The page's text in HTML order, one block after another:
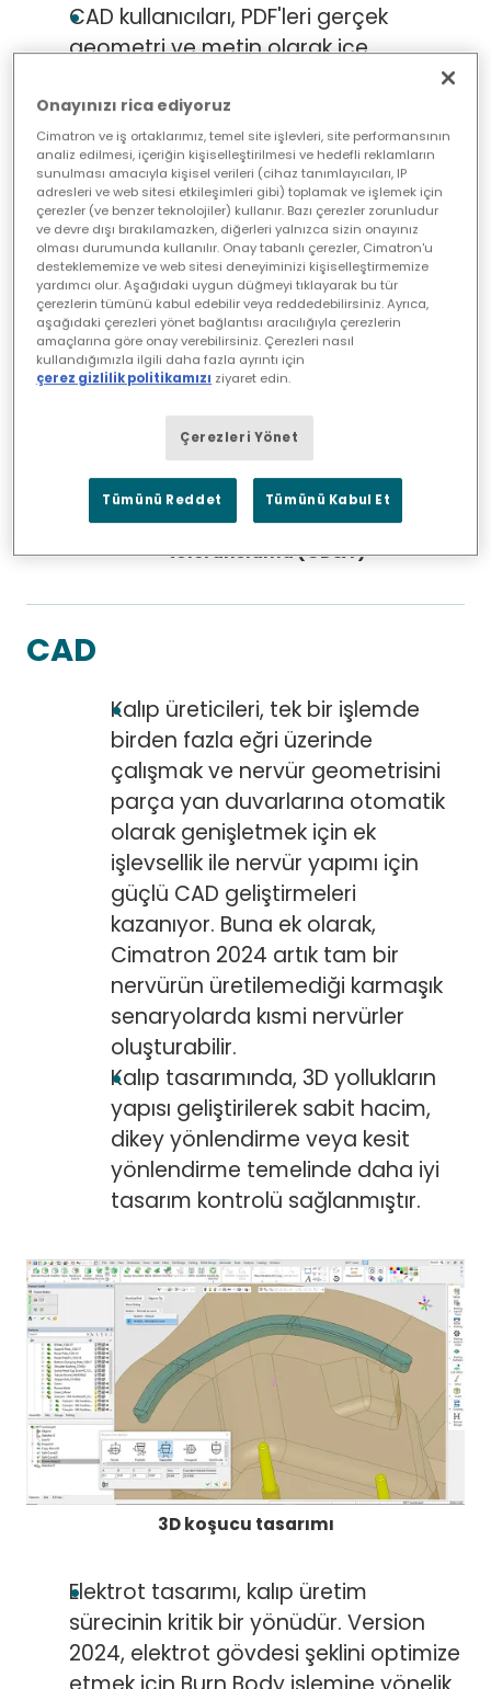
CAD kullanıcıları, PDF'leri gerçek
geometri ve metin olarak içe
ölçülendirme, gelişmiş semboller ve
geliştirilmiş geometrik veri ve
toleranslama (GD&T) gibi 2D çizim
için de birçok yeni özelliğin keyfini
çıkaracaklar.
Geliştirilmiş geometrik datum ve
toleranslama (GD&T)
CAD
Kalıp üreticileri, tek bir işlemde
birden fazla eğri üzerinde
çalışmak ve nervür geometrisini
parça yan duvarlarına otomatik
olarak genişletmek için ek
işlevsellik ile nervür yapımı için
güçlü CAD geliştirmeleri
kazanıyor. Buna ek olarak,
Cimatron 2024 artık tam bir
nervürün üretilemediği karmaşık
senaryolarda kısmi nervürler
oluşturabilir.
Kalıp tasarımında, 3D yollukların
yapısı geliştirilerek sabit hacim,
dikey yönlendirme veya kesit
yönlendirme temelinde daha iyi
tasarım kontrolü sağlanmıştır.
3D koşucu tasarımı
Elektrot tasarımı, kalıp üretim
sürecinin kritik bir yönüdür. Version
2024, elektrot gövdesi şeklini optimize
Onayınızı rica ediyoruz
Cimatron ve iş ortaklarımız, temel site işlevleri, site performansının
analiz edilmesi, içeriğin kişiselleştirilmesi ve hedefli reklamların
sunulması amacıyla kişisel verileri (cihaz tanımlayıcıları, IP
adresleri ve web sitesi etkileşimleri gibi) toplamak ve işlemek için
çerezler (ve benzer teknolojiler) kullanır. Bazı çerezler zorunludur
ve devre dışı bırakılamazken, diğerleri yalnızca sizin onayınız
olması durumunda kullanılır. Onay tabanlı çerezler, Cimatron'u
desteklememize ve web sitesi deneyiminizi kişiselleştirmemize
yardımcı olur. Aşağıdaki uygun düğmeyi tıklayarak bu tür
çerezlerin tümünü kabul edebilir veya reddedebilirsiniz. Ayrıca,
aşağıdaki çerezleri yönet bağlantısı aracılığıyla çerezlerin
amaçlarına göre onay verebilirsiniz. Çerezleri nasıl
kullandığımızla ilgili daha fazla ayrıntı için
çerez gizlilik politikamızı ziyaret edin.
Çerezleri Yönet
Tümünü Reddet Tümünü Kabul Et